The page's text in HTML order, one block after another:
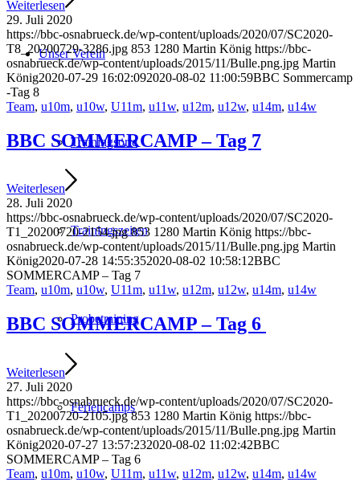
Unser Verein
Trainingsorte
Trainingszeiten
Probetraining
Feriencamps
Weiterlesen
29. Juli 2020
https://bbc-osnabrueck.de/wp-content/uploads/2020/07/SC2020-
T8_20200729-3286.jpg 853 1280 Martin König https://bbc-
osnabrueck.de/wp-content/uploads/2015/11/Bulle.png.jpg Martin
König2020-07-29 16:02:092020-08-02 11:00:59BBC Sommercamp
-Tag 8
Team, u10m, u10w, U11m, u11w, u12m, u12w, u14m, u14w
BBC SOMMERCAMP – Tag 7
Weiterlesen
28. Juli 2020
https://bbc-osnabrueck.de/wp-content/uploads/2020/07/SC2020-
T1_20200720-2154.jpg 853 1280 Martin König https://bbc-
osnabrueck.de/wp-content/uploads/2015/11/Bulle.png.jpg Martin
König2020-07-28 14:55:352020-08-02 10:58:12BBC
SOMMERCAMP – Tag 7
Team, u10m, u10w, U11m, u11w, u12m, u12w, u14m, u14w
BBC SOMMERCAMP – Tag 6
Weiterlesen
27. Juli 2020
https://bbc-osnabrueck.de/wp-content/uploads/2020/07/SC2020-
T1_20200720-2105.jpg 853 1280 Martin König https://bbc-
osnabrueck.de/wp-content/uploads/2015/11/Bulle.png.jpg Martin
König2020-07-27 13:57:232020-08-02 11:02:42BBC
SOMMERCAMP – Tag 6
Team, u10m, u10w, U11m, u11w, u12m, u12w, u14m, u14w